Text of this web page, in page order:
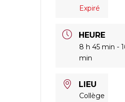
Expiré
HEURE
8 h 45 min -
min
LIEU
Collège